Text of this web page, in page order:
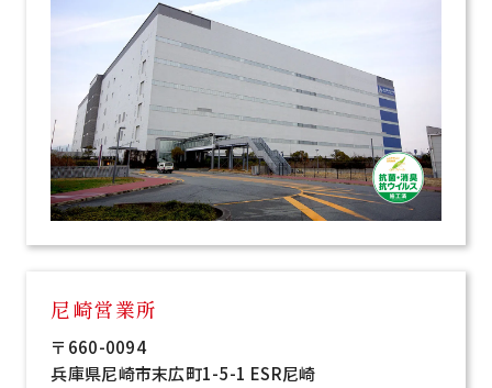
尼崎営業所
〒660-0094
兵庫県尼崎市末広町1-5-1 ESR尼崎